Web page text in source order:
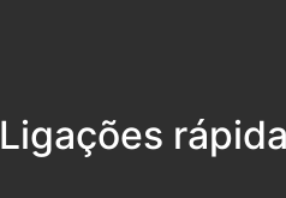
Ligações